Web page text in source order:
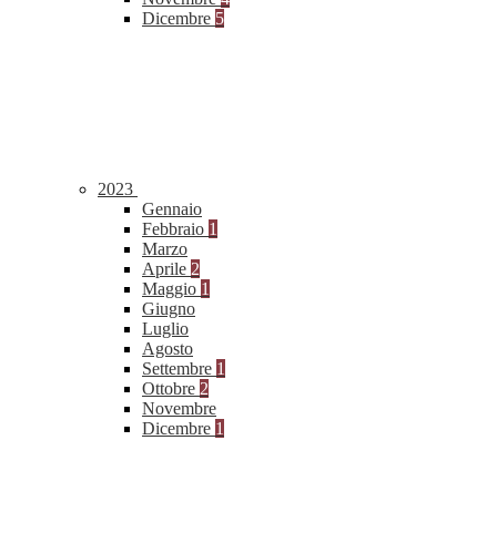
Dicembre 5
2023
Gennaio
Febbraio 1
Marzo
Aprile 2
Maggio 1
Giugno
Luglio
Agosto
Settembre 1
Ottobre 2
Novembre
Dicembre 1